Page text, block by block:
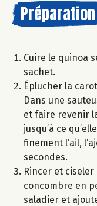
Préparation
Cuire le quinoa
sachet.
Éplucher la
Dans une
et faire revenir
jusqu’à ce
finement l’ail,
secondes.
Rincer et
concombre en
saladier et